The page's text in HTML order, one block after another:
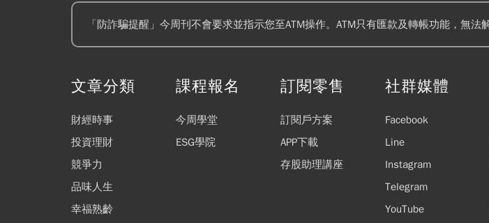
「防詐騙提醒」今周刊不會要求並指示您至ATM操作。ATM只有匯款及轉帳功能，無
文章分類
財經時事
投資理財
競爭力
品味人生
幸福熟齡
課程報名
今周學堂
ESG學院
訂閱零售
訂閱戶方案
APP下載
存股助理講座
社群媒體
Facebook
Line
Instagram
Telegram
YouTube